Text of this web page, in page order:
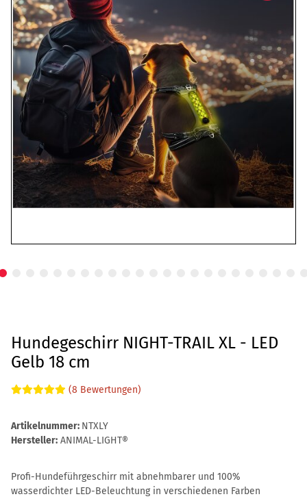
Hundegeschirr NIGHT-TRAIL XL - LED
Gelb 18 cm
(8 Bewertungen)
Artikelnummer: NTXLY
Hersteller: ANIMAL-LIGHT®
Profi-Hundeführgeschirr mit abnehmbarer und 100%
wasserdichter LED-Beleuchtung in verschiedenen Farben